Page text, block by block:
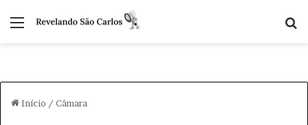
Menu
Início / Câmara